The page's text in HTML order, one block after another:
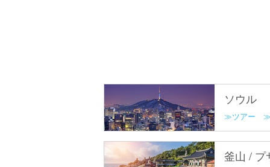
ソウル
ツアー
釜山 / プ